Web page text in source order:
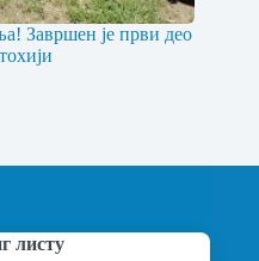
Завршен је први део
листу